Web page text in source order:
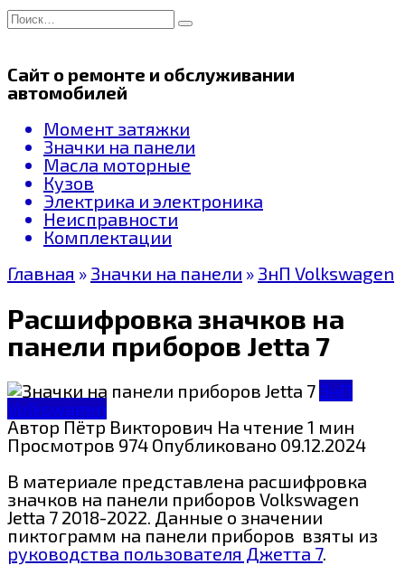
Перейти
к
Search
for:
Сайт о ремонте и обслуживании
автомобилей
Момент затяжки
Значки на панели
Масла моторные
Кузов
Электрика и электроника
Неисправности
Комплектации
Главная » Значки на панели » ЗнП Volkswagen
Расшифровка значков на
панели приборов Jetta 7
ЗнП
Volkswagen
АвторПётр Викторович На чтение 1 мин
Просмотров 974 Опубликовано 09.12.2024
В материале представлена расшифровка
значков на панели приборов Volkswagen
Jetta 7 2018-2022. Данные о значении
пиктограмм на панели приборов взяты из
руководства пользователя Джетта 7.